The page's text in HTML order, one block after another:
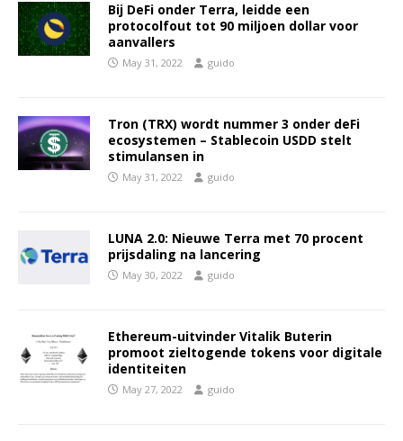
Bij DeFi onder Terra, leidde een
protocolfout tot 90 miljoen dollar voor
aanvallers
May 31, 2022 guido
Tron (TRX) wordt nummer 3 onder deFi
ecosystemen – Stablecoin USDD stelt
stimulansen in
May 31, 2022 guido
LUNA 2.0: Nieuwe Terra met 70 procent
prijsdaling na lancering
May 30, 2022 guido
Ethereum-uitvinder Vitalik Buterin
promoot zieltogende tokens voor digitale
identiteiten
May 27, 2022 guido